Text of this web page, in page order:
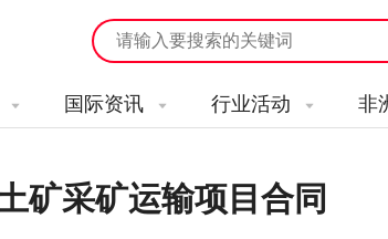
国际资讯 行业活动 非
矿采矿运输项目合同